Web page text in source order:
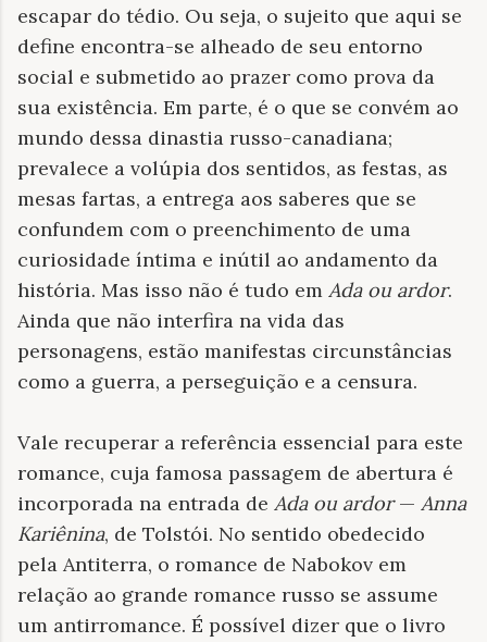
escapar do tédio. Ou seja, o sujeito que aqui se
define encontra-se alheado de seu entorno
social e submetido ao prazer como prova da
sua existência. Em parte, é o que se convém ao
mundo dessa dinastia russo-canadiana;
prevalece a volúpia dos sentidos, as festas, as
mesas fartas, a entrega aos saberes que se
confundem com o preenchimento de uma
curiosidade íntima e inútil ao andamento da
história. Mas isso não é tudo em Ada ou ardor.
Ainda que não interfira na vida das
personagens, estão manifestas circunstâncias
como a guerra, a perseguição e a censura.
Vale recuperar a referência essencial para este
romance, cuja famosa passagem de abertura é
incorporada na entrada de Ada ou ardor— Anna
Kariênina, de Tolstói. No sentido obedecido
pela Antiterra, o romance de Nabokov em
relação ao grande romance russo se assume
um antirromance. É possível dizer que o livro